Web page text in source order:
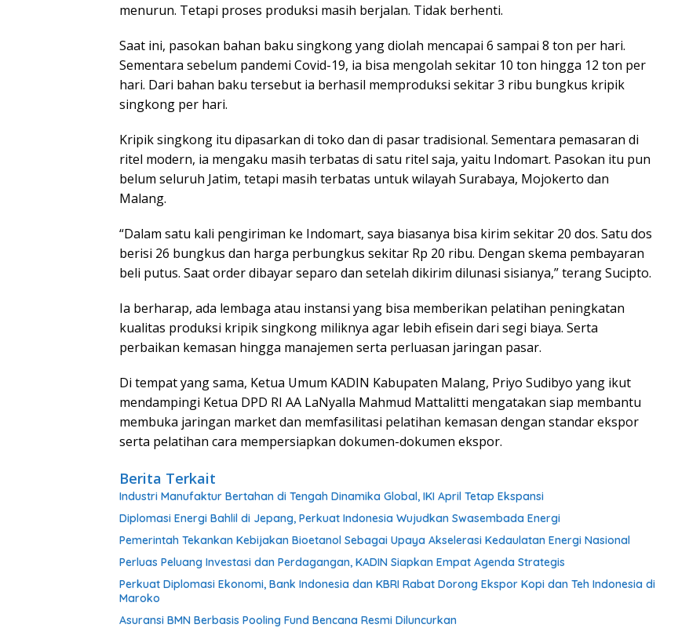
menurun. Tetapi proses produksi masih berjalan. Tidak berhenti.
Saat ini, pasokan bahan baku singkong yang diolah mencapai 6 sampai 8 ton per hari.
Sementara sebelum pandemi Covid-19, ia bisa mengolah sekitar 10 ton hingga 12 ton per
hari. Dari bahan baku tersebut ia berhasil memproduksi sekitar 3 ribu bungkus kripik
singkong per hari.
Kripik singkong itu dipasarkan di toko dan di pasar tradisional. Sementara pemasaran di
ritel modern, ia mengaku masih terbatas di satu ritel saja, yaitu Indomart. Pasokan itu pun
belum seluruh Jatim, tetapi masih terbatas untuk wilayah Surabaya, Mojokerto dan
Malang.
“Dalam satu kali pengiriman ke Indomart, saya biasanya bisa kirim sekitar 20 dos. Satu dos
berisi 26 bungkus dan harga perbungkus sekitar Rp 20 ribu. Dengan skema pembayaran
beli putus. Saat order dibayar separo dan setelah dikirim dilunasi sisianya,” terang Sucipto.
Ia berharap, ada lembaga atau instansi yang bisa memberikan pelatihan peningkatan
kualitas produksi kripik singkong miliknya agar lebih efisein dari segi biaya. Serta
perbaikan kemasan hingga manajemen serta perluasan jaringan pasar.
Di tempat yang sama, Ketua Umum KADIN Kabupaten Malang, Priyo Sudibyo yang ikut
mendampingi Ketua DPD RI AA LaNyalla Mahmud Mattalitti mengatakan siap membantu
membuka jaringan market dan memfasilitasi pelatihan kemasan dengan standar ekspor
serta pelatihan cara mempersiapkan dokumen-dokumen ekspor.
Berita Terkait
Industri Manufaktur Bertahan di Tengah Dinamika Global, IKI April Tetap Ekspansi
Diplomasi Energi Bahlil di Jepang, Perkuat Indonesia Wujudkan Swasembada Energi
Pemerintah Tekankan Kebijakan Bioetanol Sebagai Upaya Akselerasi Kedaulatan Energi Nasional
Perluas Peluang Investasi dan Perdagangan, KADIN Siapkan Empat Agenda Strategis
Perkuat Diplomasi Ekonomi, Bank Indonesia dan KBRI Rabat Dorong Ekspor Kopi dan Teh Indonesia di
Maroko
Asuransi BMN Berbasis Pooling Fund Bencana Resmi Diluncurkan